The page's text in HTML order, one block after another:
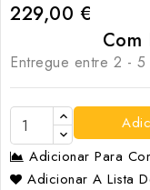
229,00 €
Com
Entregue entre 2 - 5
Adicionar Para
Adicionar A Lista